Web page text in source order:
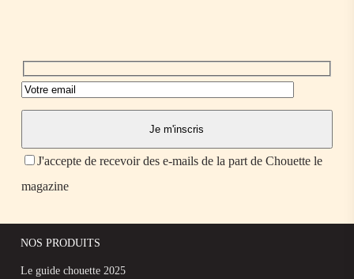
J'accepte de recevoir des e-mails de la part de Chouette le
magazine
NOS PRODUITS
Le guide chouette 2025